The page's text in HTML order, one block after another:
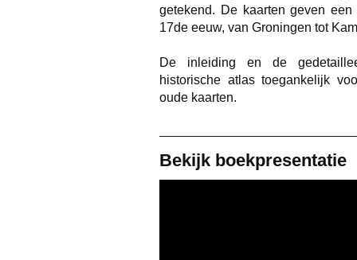
getekend. De kaarten geven
17de eeuw, van Groningen tot
De inleiding en de
historische atlas toegankelijk
oude kaarten.
Bekijk boekpresentatie